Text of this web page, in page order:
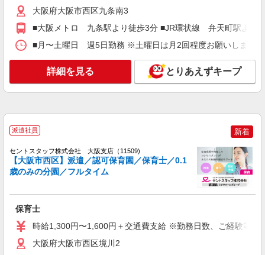
株式会社ブレイブ（マイナビグループ）/MD27
保育士（要資格） ◆保育園、学童施設、企業
内保育室など多数あり
時給1,300円〜1,500円＋交通費 ※給与幅は経
験・能力による ◆支払い方法 ＊日払い・週払い可
◆交通費：別途全額支給 ※当社規定あり
派遣社員 紹介予定派遣
ベルサンテ株式会社 大阪本社
保育士/土曜日 週1日 隔週OK 補助業務
（車通勤の場合も駐車場代・ガソリン代は弊社負
大阪府大阪市西区の保育施設 （認可保育園・
認定こども園・幼稚園・小規模保育園・企業内保
大阪府大阪市西区九条南3
■大阪メトロ 九条駅より徒歩3分 ■JR環状線 弁天町駅より
■月〜土曜日 週5日勤務 ※土曜日は月2回程度お願いします
詳細を見る とりあえずキープ
派遣社員 新着
セントスタッフ株式会社 大阪支店（11509)
【大阪市西区】派遣／認可保育園／保育士／0.1
歳のみの分園／フルタイム
保育士
時給1,300円〜1,600円＋交通費支給 ※勤務日数、ご経験等に
大阪府大阪市西区境川2